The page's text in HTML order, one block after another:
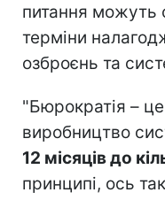
питання можуть
терміни
озброєнь та
"Бюрократія –
виробництво
12 місяців до
принципі, ось